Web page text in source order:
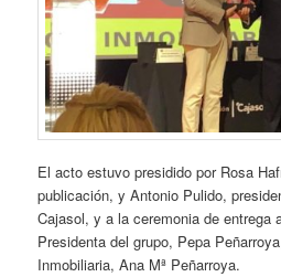
El acto estuvo presidido por Rosa
publicación, y Antonio Pulido,
Cajasol, y a la ceremonia de entrega
Presidenta del grupo, Pepa
Inmobiliaria, Ana Mª Peñarroya.